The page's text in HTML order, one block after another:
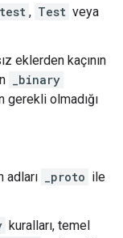
, Test veya
eklerden kaçının
_binary
gerekli olmadığı
adları _proto ile
kuralları, temel